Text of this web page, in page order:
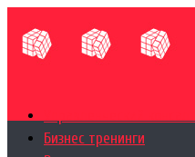
Бизнес тренинги